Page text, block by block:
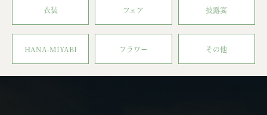
衣装 フェア 披露宴
HANA-MIYABI フラワー その他